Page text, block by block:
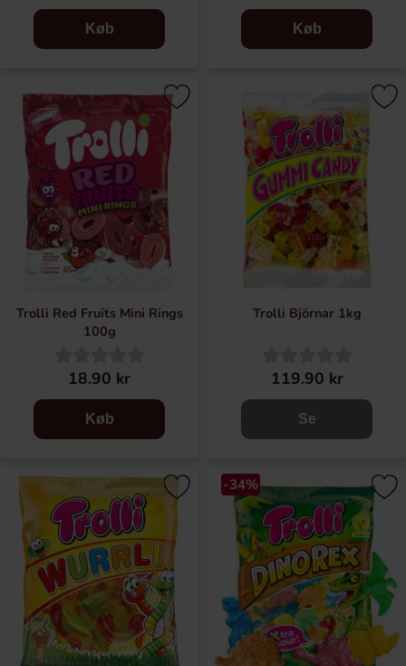
Køb Køb
Trolli Red Fruits Mini Rings
100g
18.90 kr
Køb
Trolli Björnar 1kg
119.90 kr
Se
-34%